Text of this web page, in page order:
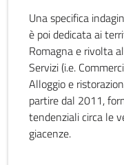
Una specifica
è poi dedicata ai
Romagna e rivolta
Servizi (i.e.
Alloggio e
partire dal 2011,
tendenziali circa le
giacenze.